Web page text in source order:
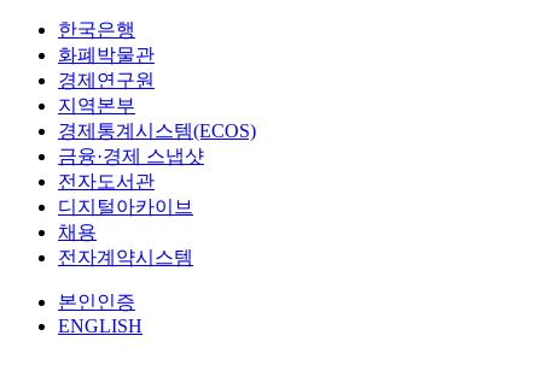
한국은행
화폐박물관
경제연구원
지역본부
경제통계시스템(ECOS)
금융·경제 스냅샷
전자도서관
디지털아카이브
채용
전자계약시스템
본인인증
ENGLISH